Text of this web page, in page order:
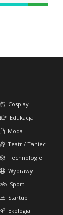
Cosplay
Edukacja
Moda
Teatr / Taniec
Technologie
Wyprawy
Sport
Startup
Ekologia